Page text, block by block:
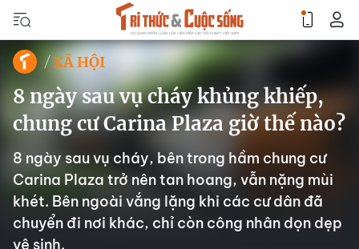
XÃ HỘI
8 ngày sau vụ cháy khủng khiếp,
chung cư Carina Plaza giờ thế nào?
8 ngày sau vụ cháy, bên trong hầm chung cư
Carina Plaza trở nên tan hoang, vẫn nặng mùi
khét. Bên ngoài vắng lặng khi các cư dân đã
chuyển đi nơi khác, chỉ còn công nhân dọn dẹp
vệ sinh.